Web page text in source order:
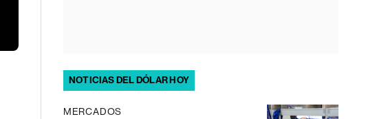
NOTICIAS DEL DÓLAR HOY
MERCADOS